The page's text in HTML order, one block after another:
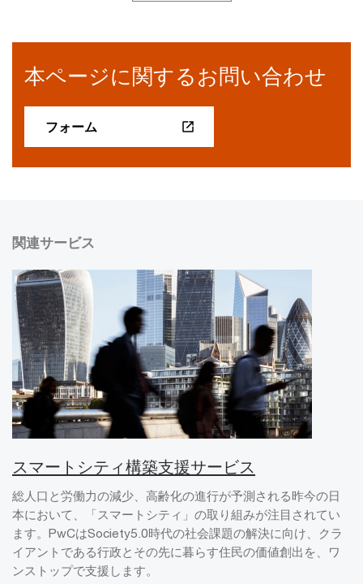
本ページに関するお問い合わせ
フォーム
関連サービス
スマートシティ構築支援サービス
総人口と労働力の減少、高齢化の進行が予測される昨今の日
本において、「スマートシティ」の取り組みが注目されてい
ます。PwCはSociety5.0時代の社会課題の解決に向け、クラ
イアントである行政とその先に暮らす住民の価値創出を、ワ
ンストップで支援します。